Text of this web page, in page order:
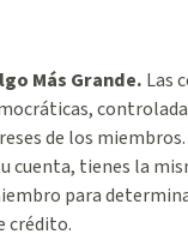
Más Grande. Las
de los miembros.
cuenta, tienes la
para
crédito.